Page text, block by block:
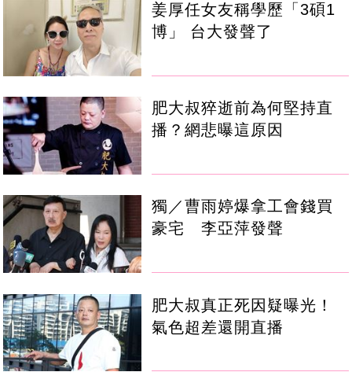
姜厚任女友稱學歷「3碩1
博」 台大發聲了
肥大叔猝逝前為何堅持直
播？網悲曝這原因
獨／曹雨婷爆拿工會錢買
豪宅 李亞萍發聲
肥大叔真正死因疑曝光！
氣色超差還開直播